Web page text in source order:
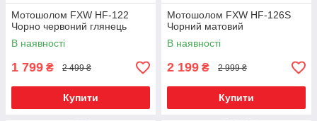
Мотошолом FXW HF-122
Чорно червоний глянець
В наявності
1 799 ₴ 2 499 ₴
Купити
Мотошолом FXW HF-126S
Чорний матовий
В наявності
2 199 ₴ 2 999 ₴
Купити